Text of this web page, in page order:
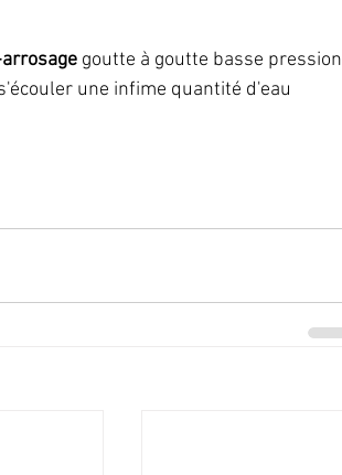
goutte à goutte basse pression
une infime quantité d'eau